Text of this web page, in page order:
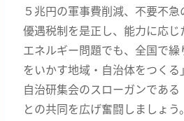
５兆円の軍事費削減、不要不
優遇税制を是正し、能力に応じ
エネルギー問題でも、全国で
をいかす地域・自治体をつくる
自治研集会のスローガンであ
との共同を広げ奮闘しましょう。